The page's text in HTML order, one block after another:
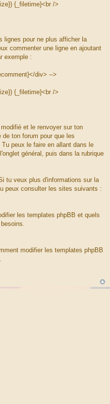
{_filetime}<br />
lignes pour ne plus afficher la
commenter une ligne en ajoutant
exemple :
div> -->
{_filetime}<br />
et le renvoyer sur ton
ton forum pour que les
peux le faire en allant dans le
général, puis dans la rubrique
tu veux plus d'informations sur la
peux consulter les sites suivants :
les templates phpBB et quels
modifier les templates phpBB